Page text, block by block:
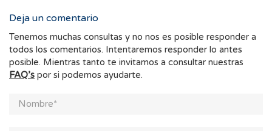
Deja un comentario
Tenemos muchas consultas y no nos es posible responder a
todos los comentarios. Intentaremos responder lo antes
posible. Mientras tanto te invitamos a consultar nuestras
FAQ’s por si podemos ayudarte.